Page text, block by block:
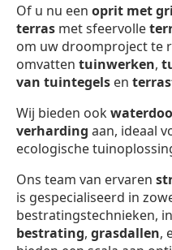
Of u nu een oprit met
terras met sfeervolle
om uw droomproject te
omvatten tuinwerken,
van tuintegels en
Wij bieden ook
verharding aan, ideaal
ecologische
Ons team van ervaren
is gespecialiseerd in
bestratingstechnieken,
bestrating, grasdallen,